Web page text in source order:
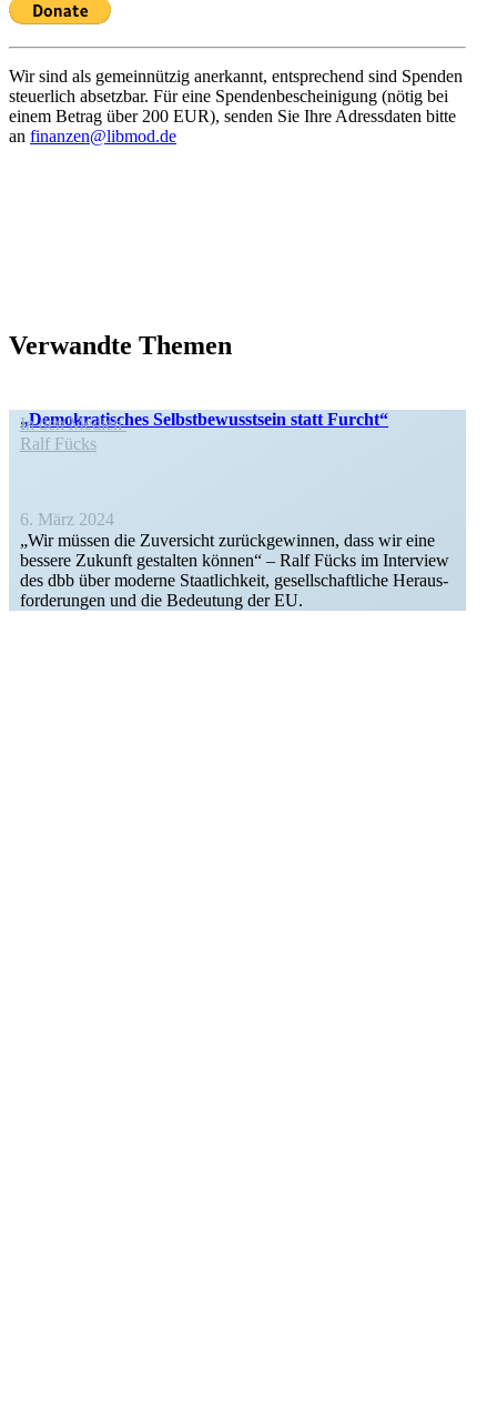
Wir sind als gemein­nützig anerkannt, entspre­chend sind Spenden
steuerlich absetzbar. Für eine Spenden­be­schei­nigung (nötig bei
einem Betrag über 200 EUR), senden Sie Ihre Adress­daten bitte
an finanzen@libmod.de
Verwandte Themen
„Demokra­ti­sches Selbst­be­wusstsein statt Furcht“
In den Medien
Ralf Fücks
6. März 2024
„Wir müssen die Zuver­sicht zurück­ge­winnen, dass wir eine
bessere Zukunft gestalten können“ – Ralf Fücks im Interview
des dbb über moderne Staat­lichkeit, gesell­schaft­liche Heraus­
for­de­rungen und die Bedeutung der EU.